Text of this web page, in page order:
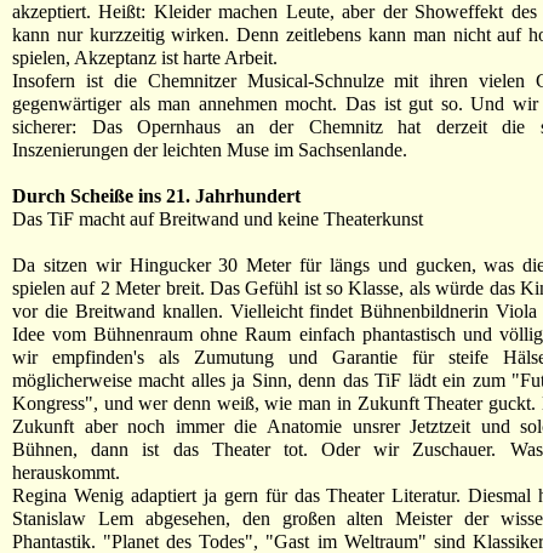
akzeptiert. Heißt: Kleider machen Leute, aber der Showeffekt des
kann nur kurzzeitig wirken. Denn zeitlebens kann man nicht auf
spielen, Akzeptanz ist harte Arbeit.
Insofern ist die Chemnitzer Musical-Schnulze mit ihren vielen
gegenwärtiger als man annehmen mocht. Das ist gut so. Und wir
sicherer: Das Opernhaus an der Chemnitz hat derzeit die
Inszenierungen der leichten Muse im Sachsenlande.
Durch Scheiße ins 21. Jahrhundert
Das TiF macht auf Breitwand und keine Theaterkunst
Da sitzen wir Hingucker 30 Meter für längs und gucken, was
spielen auf 2 Meter breit. Das Gefühl ist so Klasse, als würde das
vor die Breitwand knallen. Vielleicht findet Bühnenbildnerin Viola
Idee vom Bühnenraum ohne Raum einfach phantastisch und
wir empfinden's als Zumutung und Garantie für steife
möglicherweise macht alles ja Sinn, denn das TiF lädt ein zum
Kongress", und wer denn weiß, wie man in Zukunft Theater
Zukunft aber noch immer die Anatomie unsrer Jetztzeit und
Bühnen, dann ist das Theater tot. Oder wir Zuschauer.
herauskommt.
Regina Wenig adaptiert ja gern für das Theater Literatur. Diesmal
Stanislaw Lem abgesehen, den großen alten Meister der
Phantastik. "Planet des Todes", "Gast im Weltraum" sind